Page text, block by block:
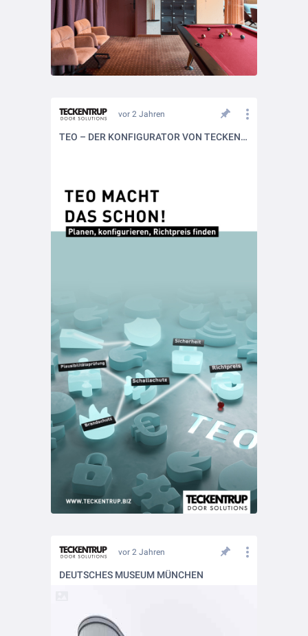
vor 2 Jahren
TEO – DER KONFIGURATOR VON TECKENTRUP
vor 2 Jahren
DEUTSCHES MUSEUM MÜNCHEN